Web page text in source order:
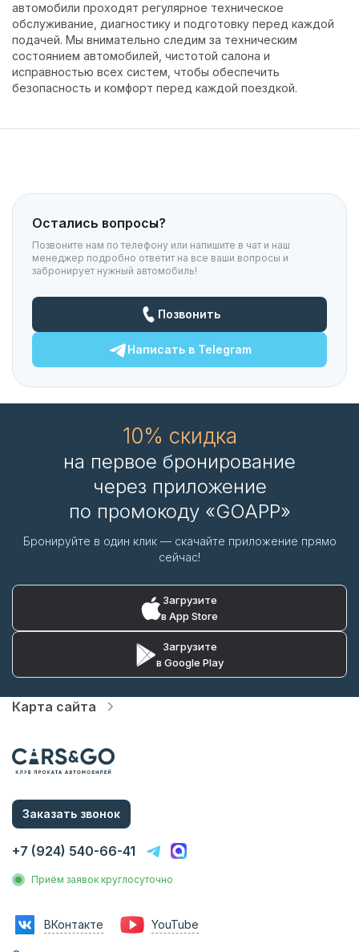
автомобили проходят регулярное техническое
обслуживание, диагностику и подготовку перед каждой
подачей. Мы внимательно следим за техническим
состоянием автомобилей, чистотой салона и
исправностью всех систем, чтобы обеспечить
безопасность и комфорт перед каждой поездкой.
Остались вопросы?
Позвоните нам по телефону или напишите в чат и наш
менеджер подробно ответит на все ваши вопросы и
забронирует нужный автомобиль!
Позвонить
Написать вTelegram
10% скидка
на первое бронирование
через приложение
по промокоду «GOAPP»
Бронируйте в один клик — скачайте приложение прямо
сейчас!
Загрузите
в App Store
Загрузите
в Google Play
Карта сайта
Услуги
О компании
Контакты
Аренда без водителя
Трансфер на вокзал
Трансфер в гостиницу
Франшиза
Фотосессии с авто
Заказать звонок
+7 (924) 540-66-41
Приём заявок круглосуточно
ВКонтакте YouTube